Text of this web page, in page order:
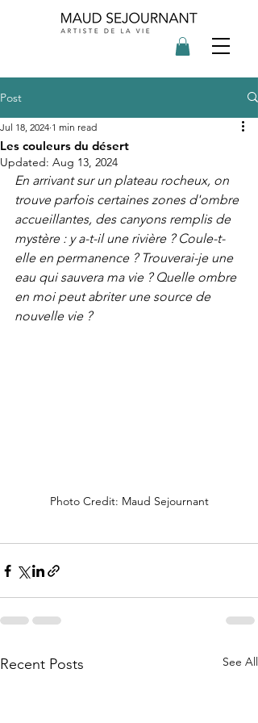
Post
Les couleurs du désert
Jul 18, 2024 1 min read
Updated: Aug 13, 2024
En arrivant sur un plateau rocheux, on
trouve parfois certaines zones d'ombre
accueillantes, des canyons remplis de
mystère : y a-t-il une rivière ? Coule-t-
elle en permanence ? Trouverai-je une
eau qui sauvera ma vie ? Quelle ombre
en moi peut abriter une source de
nouvelle vie ?
Photo Credit: Maud Sejournant
Recent Posts See All